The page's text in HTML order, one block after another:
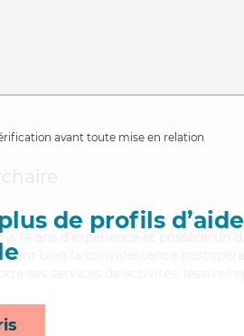
avant toute mise en relation
de profils
14 ans d'expérience et possède un
bien la convalescence